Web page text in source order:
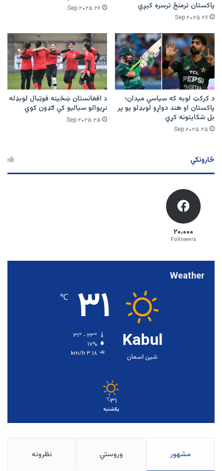
پاکستان ترمنځ ترسره کیږي
۲۶ Sep ۲۰۲۵
۲۶ Sep ۲۰۲۵
د کرکټ لوبه که سیاسي میدان؛
پاکستان او هند دواړو لوبډلو یو پر
بل شکایتونه کړي
۲۵ Sep ۲۰۲۵
د افغانستان ښځينه فوټبال لوبډله
نړیوالو سیالیو کې ګډون کوي
۲۵ Sep ۲۰۲۵
څارونکي
۲۰،۰۰۰
Followers
Weather
Kabul
شین اسمان
۳۱ ℃
۱۷%
۳.۱۸ km/h
۳۱℃
یکشنبه
مشهور وروستي نظرونه